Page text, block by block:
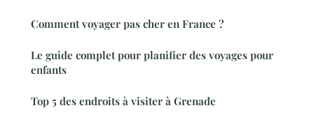
Comment voyager pas cher en France ?
Le guide complet pour planifier des voyages pour
enfants
Top 5 des endroits à visiter à Grenade